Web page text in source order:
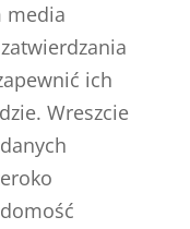
media
ich
Wreszcie